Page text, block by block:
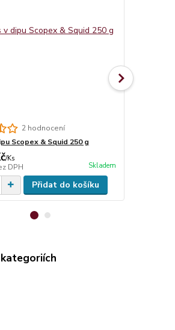
2 hodnocení
Scopex & Squid 250 g
/Ks
DPH Skladem
Přidat do košíku